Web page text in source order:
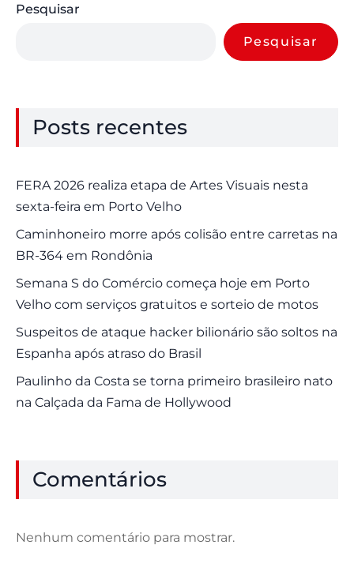
Pesquisar
Pesquisar
Posts recentes
FERA 2026 realiza etapa de Artes Visuais nesta
sexta-feira em Porto Velho
Caminhoneiro morre após colisão entre carretas na
BR-364 em Rondônia
Semana S do Comércio começa hoje em Porto
Velho com serviços gratuitos e sorteio de motos
Suspeitos de ataque hacker bilionário são soltos na
Espanha após atraso do Brasil
Paulinho da Costa se torna primeiro brasileiro nato
na Calçada da Fama de Hollywood
Comentários
Nenhum comentário para mostrar.